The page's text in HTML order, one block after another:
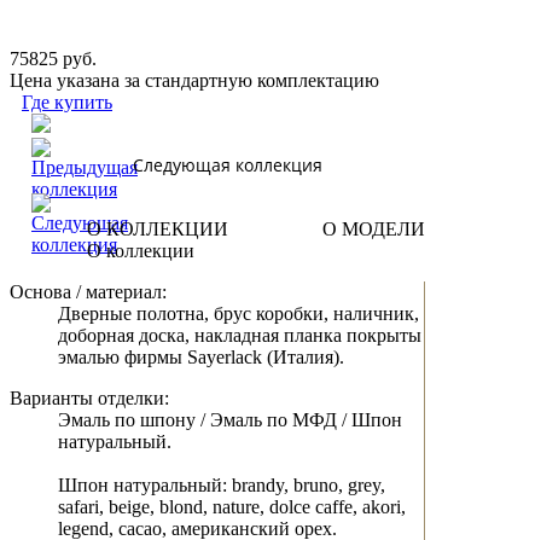
75825 руб.
Цена указана за стандартную комплектацию
Где купить
Следующая коллекция
О КОЛЛЕКЦИИ
О МОДЕЛИ
О коллекции
Основа / материал:
Дверные полотна, брус коробки, наличник,
доборная доска, накладная планка покрыты
эмалью фирмы Sayerlack (Италия).
Варианты отделки:
Эмаль по шпону / Эмаль по МФД / Шпон
натуральный.
Шпон натуральный: brandy, bruno, grey,
safari, beige, blond, nature, dolce caffe, akori,
legend, cacao, американский орех.